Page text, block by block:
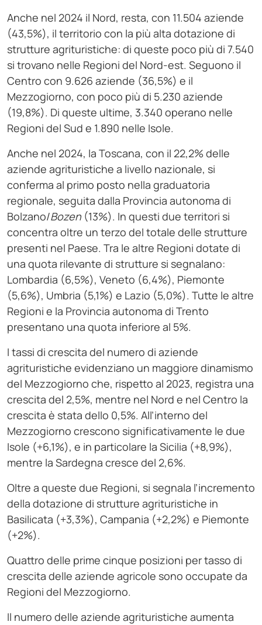
Anche nel 2024 il Nord, resta, con 11.504 aziende
(43,5%), il territorio con la più alta dotazione di
strutture agrituristiche: di queste poco più di 7.540
si trovano nelle Regioni del Nord-est. Seguono il
Centro con 9.626 aziende (36,5%) e il
Mezzogiorno, con poco più di 5.230 aziende
(19,8%). Di queste ultime, 3.340 operano nelle
Regioni del Sud e 1.890 nelle Isole.
Anche nel 2024, la Toscana, con il 22,2% delle
aziende agrituristiche a livello nazionale, si
conferma al primo posto nella graduatoria
regionale, seguita dalla Provincia autonoma di
Bolzano/Bozen (13%). In questi due territori si
concentra oltre un terzo del totale delle strutture
presenti nel Paese. Tra le altre Regioni dotate di
una quota rilevante di strutture si segnalano:
Lombardia (6,5%), Veneto (6,4%), Piemonte
(5,6%), Umbria (5,1%) e Lazio (5,0%). Tutte le altre
Regioni e la Provincia autonoma di Trento
presentano una quota inferiore al 5%.
I tassi di crescita del numero di aziende
agrituristiche evidenziano un maggiore dinamismo
del Mezzogiorno che, rispetto al 2023, registra una
crescita del 2,5%, mentre nel Nord e nel Centro la
crescita è stata dello 0,5%. All’interno del
Mezzogiorno crescono significativamente le due
Isole (+6,1%), e in particolare la Sicilia (+8,9%),
mentre la Sardegna cresce del 2,6%.
Oltre a queste due Regioni, si segnala l’incremento
della dotazione di strutture agrituristiche in
Basilicata (+3,3%), Campania (+2,2%) e Piemonte
(+2%).
Quattro delle prime cinque posizioni per tasso di
crescita delle aziende agricole sono occupate da
Regioni del Mezzogiorno.
Il numero delle aziende agrituristiche aumenta